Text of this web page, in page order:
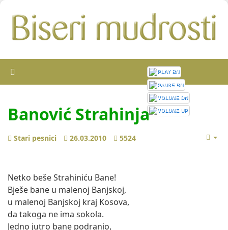
Banović Strahinja
Stari pesnici 26.03.2010 5524
Netko beše Strahiniću Bane!
Bješe bane u malenoj Banjskoj,
u malenoj Banjskoj kraj Kosova,
da takoga ne ima sokola.
Jedno jutro bane podranio,